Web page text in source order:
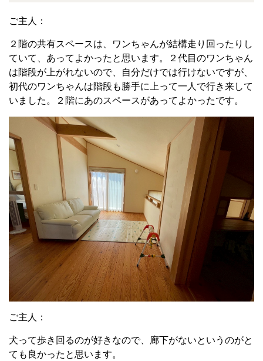
ご主人：
２階の共有スペースは、ワンちゃんが結構走り回ったりし
ていて、あってよかったと思います。
２代目のワンちゃん
は階段が上がれないので、自分だけでは行けないですが、
初代のワンちゃんは階段も勝手に上って一人で行き来して
いました。２階にあのスペースがあってよかったです。
ご主人：
犬って歩き回るのが好きなので、廊下がないというのがと
ても良かったと思います。